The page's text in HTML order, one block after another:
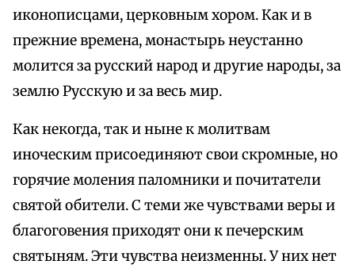
иконописцами, церковным хором. Как и в
прежние времена, монастырь неустанно
молится за русский народ и другие народы, за
землю Русскую и за весь мир.
Как некогда, так и ныне к молитвам
иноческим присоединяют свои скромные, но
горячие моления паломники и почитатели
святой обители. С теми же чувствами веры и
благоговения приходят они к печерским
святыням. Эти чувства неизменны. У них нет